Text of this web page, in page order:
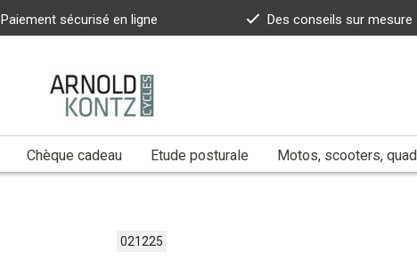
Paiement sécurisé en ligne Des conseils sur mesure
Chèque cadeau Etude posturale Motos, scooters,
021225